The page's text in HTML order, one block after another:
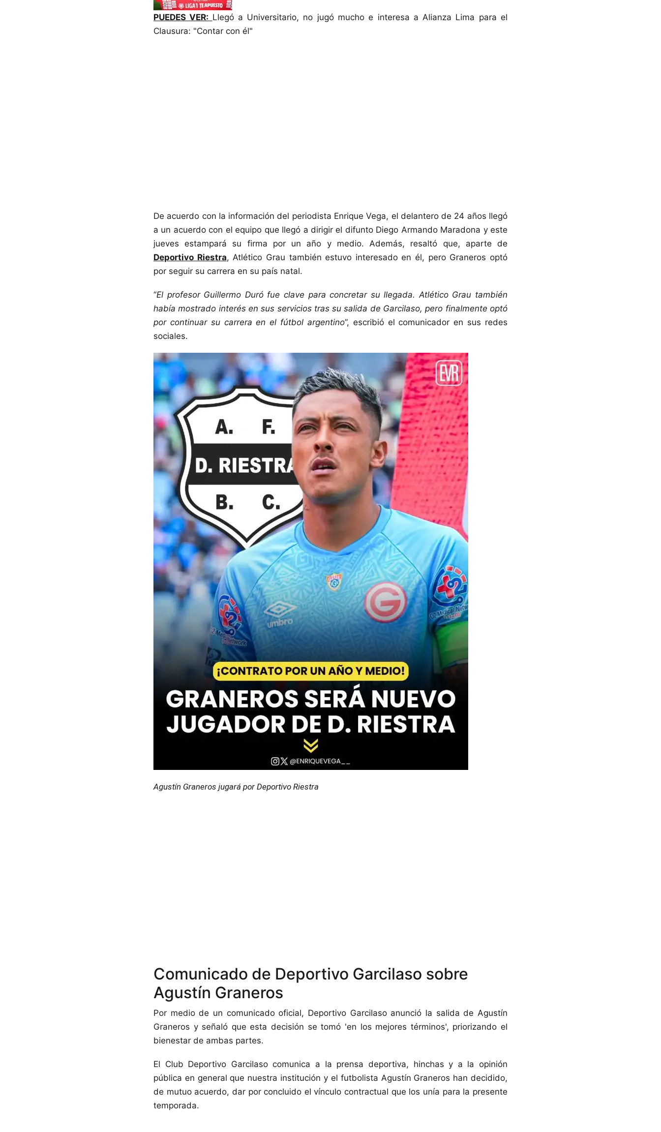
PUEDES VER: Llegó a Universitario, no jugó mucho e interesa a Alianza Lima para el
Clausura: "Contar con él"
De acuerdo con la información del periodista Enrique Vega, el delantero de 24 años llegó
a un acuerdo con el equipo que llegó a dirigir el difunto Diego Armando Maradona y este
jueves estampará su firma por un año y medio. Además, resaltó que, aparte de
Deportivo Riestra, Atlético Grau también estuvo interesado en él, pero Graneros optó
por seguir su carrera en su país natal.
“El profesor Guillermo Duró fue clave para concretar su llegada. Atlético Grau también
había mostrado interés en sus servicios tras su salida de Garcilaso, pero finalmente optó
por continuar su carrera en el fútbol argentino”, escribió el comunicador en sus redes
sociales.
Agustín Graneros jugará por Deportivo Riestra
Comunicado de Deportivo Garcilaso sobre
Agustín Graneros
Por medio de un comunicado oficial, Deportivo Garcilaso anunció la salida de Agustín
Graneros y señaló que esta decisión se tomó 'en los mejores términos', priorizando el
bienestar de ambas partes.
El Club Deportivo Garcilaso comunica a la prensa deportiva, hinchas y a la opinión
pública en general que nuestra institución y el futbolista Agustín Graneros han decidido,
de mutuo acuerdo, dar por concluido el vínculo contractual que los unía para la presente
temporada.